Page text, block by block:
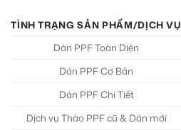
TÌNH TRẠNG SẢN PHẨM/DỊCH VỤ
Dán PPF Toàn Diện
Dán PPF Cơ Bản
Dán PPF Chi Tiết
Dịch vụ Tháo PPF cũ & Dán mới